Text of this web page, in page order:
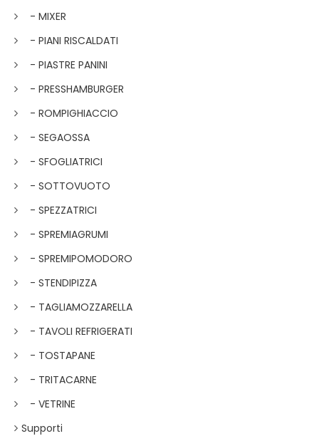
- MIXER
- PIANI RISCALDATI
- PIASTRE PANINI
- PRESSHAMBURGER
- ROMPIGHIACCIO
- SEGAOSSA
- SFOGLIATRICI
- SOTTOVUOTO
- SPEZZATRICI
- SPREMIAGRUMI
- SPREMIPOMODORO
- STENDIPIZZA
- TAGLIAMOZZARELLA
- TAVOLI REFRIGERATI
- TOSTAPANE
- TRITACARNE
- VETRINE
Supporti